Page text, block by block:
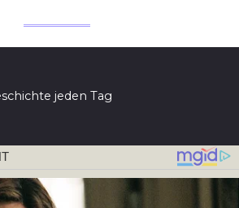
jeden Tag